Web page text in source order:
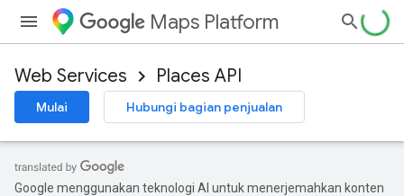
Maps Platform
Web Services Places API
Mulai Hubungi bagian penjualan
Google menggunakan teknologi AI untuk menerjemahkan konten